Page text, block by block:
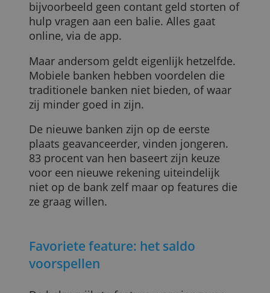
Waarom digitale banken jongeren
aanspreken
Een mobiele bankrekening biedt meestal
niet alles van een 'oude' bankrekening.
Omdat er geen kantoren bestaan, kun je
bijvoorbeeld geen contant geld storten
hulp vragen aan een balie. Alles gaat
online, via de app.
Maar andersom geldt eigenlijk hetzelfde.
traditionele banken niet bieden, of waar
zij minder goed in zijn.